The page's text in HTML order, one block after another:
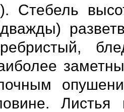
Стебель
ребристый,
Листья